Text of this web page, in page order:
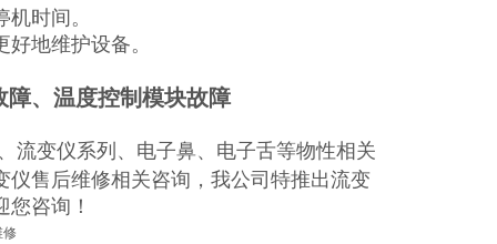
时间。
地维护设备。
、温度控制模块故障
流变仪系列、电子鼻、电子舌等物性相关
售后维修相关咨询，我公司特推出流变
咨询！